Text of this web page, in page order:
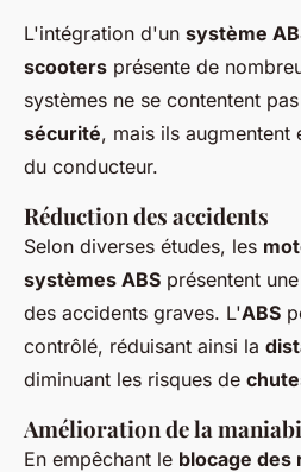
L'intégration d'un système
scooters présente de
systèmes ne se contentent
sécurité, mais ils augmentent
du conducteur.
Réduction des accidents
Selon diverses études, les
systèmes ABS présentent
des accidents graves. L'ABS
contrôlé, réduisant ainsi la
diminuant les risques de
Amélioration de la
En empêchant le blocage des